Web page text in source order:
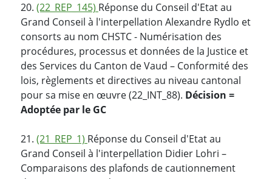
20. (22_REP_145) Réponse du Conseil d'Etat au
Grand Conseil à l'interpellation Alexandre Rydlo et
consorts au nom CHSTC - Numérisation des
procédures, processus et données de la Justice et
des Services du Canton de Vaud – Conformité des
lois, règlements et directives au niveau cantonal
pour sa mise en œuvre (22_INT_88). Décision =
Adoptée par le GC
21. (21_REP_1) Réponse du Conseil d'Etat au
Grand Conseil à l'interpellation Didier Lohri –
Comparaisons des plafonds de cautionnement